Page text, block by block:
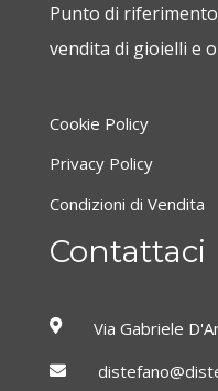
Punto di
vendita di gioielli e
Cookie Policy
Privacy Policy
Condizioni di Vendita
Contattaci
Via Gabriele